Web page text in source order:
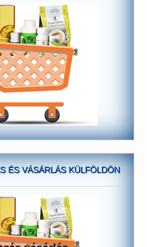
ÉS VÁSÁRLÁS KÜLFÖLDÖN